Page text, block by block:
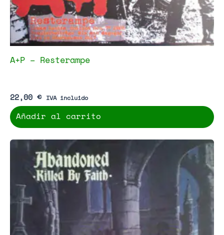
A+P – Resterampe
22,00 € IVA incluido
Añadir al carrito